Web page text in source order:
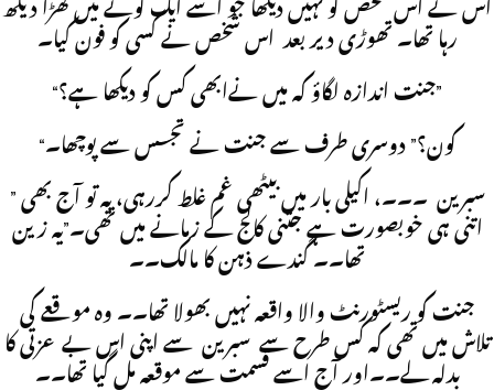
اس نے اس شخص کو نہیں دیکھا جو اسے ایک کونے میں کھڑا دیکھ
رہا تھا۔ تھوڑی دیر بعد اس شخص نے کسی کو فون کیا۔
“جنت اندازہ لگاؤ کہ میں نےابھی کس کو دیکھا ہے؟”
“کون؟” دوسری طرف سے جنت نے تجسس سے پوچھا۔
” سبرین ۔۔۔، اکیلی بار میں بیٹھی غم غلط کررہی، یہ تو آج بھی
اتنی ہی خوبصورت ہے جتنی کالج کے زمانے میں تھی۔”یہ زین
تھا۔۔ گندے ذہن کا مالک۔۔
جنت کو ریسٹورنٹ والا واقعہ نہیں بھولا تھا۔۔ وہ موقعے کی
تلاش میں تھی کہ کس طرح سے سبرین سے اپنی اس بے عزتی کا
بدلہ لے۔۔اور آج اسے قسمت سے موقعہ مل گیا تھا۔۔